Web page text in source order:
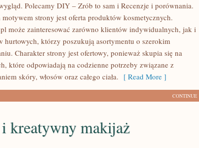
Polecamy DIY – Zrób to sam i Recenzje i porównania.
motywem strony jest oferta produktów kosmetycznych.
może zainteresować zarówno klientów indywidualnych, jak i
hurtowych, którzy poszukują asortymentu o szerokim
Charakter strony jest ofertowy, ponieważ skupia się na
które odpowiadają na codzienne potrzeby związane z
skóry, włosów oraz całego ciała. [ Read More ]
CONTINUE
kreatywny makijaż